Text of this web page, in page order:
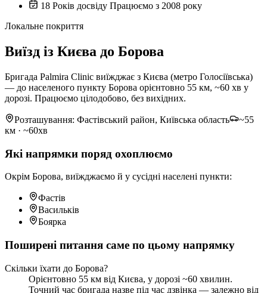
18 Років досвіду Працюємо з 2008 року
Локальне покриття
Виїзд із Києва до Борова
Бригада Palmira Clinic виїжджає з Києва (метро Голосіївська)
— до населеного пункту Борова орієнтовно 55 км, ~60 хв у
дорозі. Працюємо цілодобово, без вихідних.
Розташування: Фастівський район, Київська область
~55
км · ~60хв
Які напрямки поряд охоплюємо
Окрім Борова, виїжджаємо й у сусідні населені пункти:
Фастів
Васильків
Боярка
Поширені питання саме по цьому напрямку
Скільки їхати до Борова?
Орієнтовно 55 км від Києва, у дорозі ~60 хвилин.
Точний час бригада назве під час дзвінка — залежно від